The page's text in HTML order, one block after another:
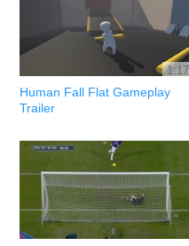
1:17
Human Fall Flat Gameplay
Trailer